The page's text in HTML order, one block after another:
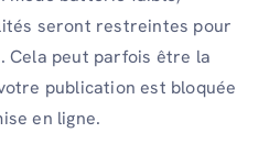
seront restreintes pour
peut parfois être la
publication est bloquée
en ligne.